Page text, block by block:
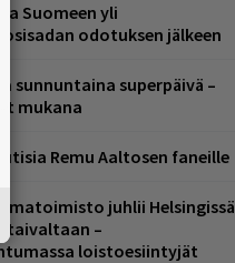
Suomeen yli
odotuksen jälkeen
sunnuntaina superpäivä –
mukana
Remu Aaltosen faneille
juhlii Helsingissä
taivaltaan –
loistoesiintyjät